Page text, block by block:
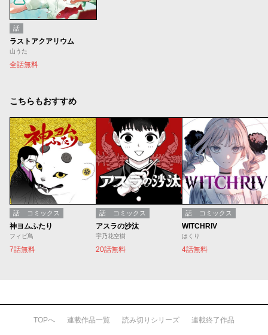
話
ラストアクアリウム
山うた
全話無料
こちらもおすすめ
話 コミックス
神ヨムふたり
フィビ鳥
7話無料
話 コミックス
アスラの沙汰
宇乃花空樹
20話無料
話 コミックス
WITCHRIV
はくり
4話無料
TOPへ 連載作品一覧 読み切りシリーズ 連載終了作品